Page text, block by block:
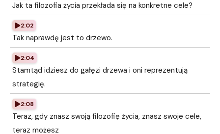
Jak ta filozofia życia przekłada się na konkretne cele?
2:02
Tak naprawdę jest to drzewo.
2:04
Stamtąd idziesz do gałęzi drzewa i oni reprezentują
strategię.
2:08
Teraz, gdy znasz swoją filozofię życia, znasz swoje cele,
teraz możesz